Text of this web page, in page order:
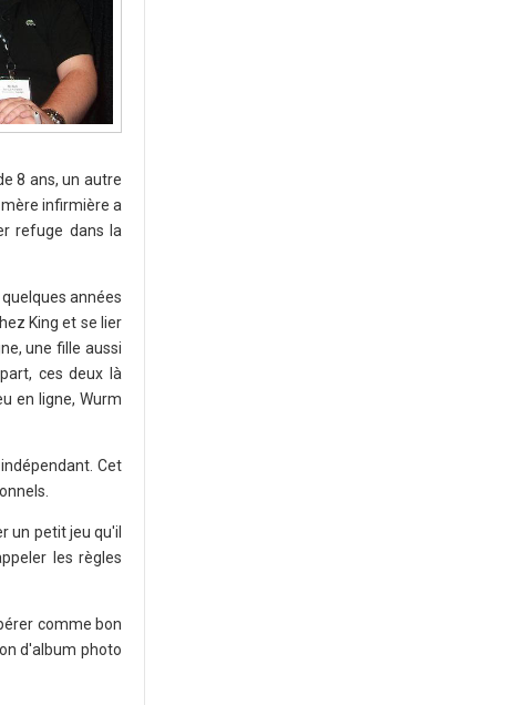
8 ans, un autre
infirmière a
refuge dans la
années
King et se lier
une fille aussi
ces deux là
en ligne, Wurm
Cet
un petit jeu qu'il
les règles
comme bon
d'album photo